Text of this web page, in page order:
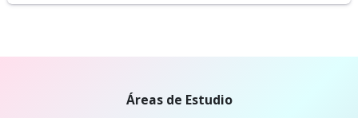
Áreas de Estudio